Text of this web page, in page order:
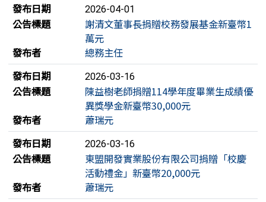
發布日期
2026-04-01
公告標題
謝清文董事長捐贈校務發展基金新臺幣1
萬元
發布者
總務主任
發布日期
2026-03-16
公告標題
陳益樹老師捐贈114學年度畢業生成績優
異獎學金新臺幣30,000元
發布者
蕭瑞元
發布日期
2026-03-16
公告標題
東盟開發實業股份有限公司捐贈「校慶
活動禮金」新臺幣20,000元
發布者
蕭瑞元